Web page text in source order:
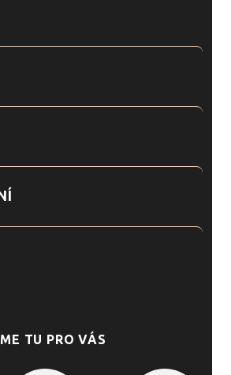
TU PRO VÁS